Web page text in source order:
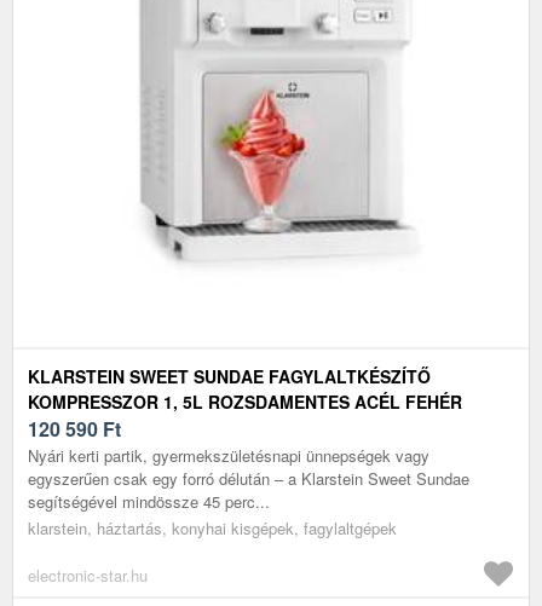
KLARSTEIN SWEET SUNDAE FAGYLALTKÉSZÍTŐ
KOMPRESSZOR 1, 5L ROZSDAMENTES ACÉL FEHÉR
120 590 Ft
Nyári kerti partik, gyermekszületésnapi ünnepségek vagy
egyszerűen csak egy forró délután – a Klarstein Sweet Sundae
segítségével mindössze 45 perc...
klarstein, háztartás, konyhai kisgépek, fagylaltgépek
electronic-star.hu